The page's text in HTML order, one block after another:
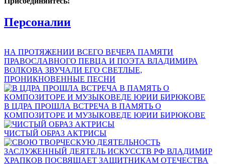
Персоналии
НА ПРОТЯЖЕНИИ ВСЕГО ВЕЧЕРА ПАМЯТИ
ПРАВОСЛАВНОГО ПЕВЦА И ПОЭТА ВЛАДИМИРА
ВОЛКОВА ЗВУЧАЛИ ЕГО СВЕТЛЫЕ,
ПРОНИКНОВЕННЫЕ ПЕСНИ
В ЦДРА ПРОШЛА ВСТРЕЧА В ПАМЯТЬ О
КОМПОЗИТОРЕ И МУЗЫКОВЕДЕ ЮРИИ БИРЮКОВЕ
ЧИСТЫЙ ОБРАЗ АКТРИСЫ